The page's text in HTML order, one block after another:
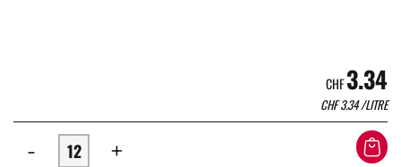
CHF3.34
CHF3.34/LITRE
- +